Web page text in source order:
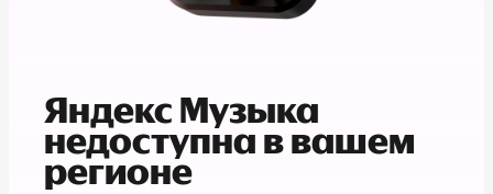
Яндекс Музыка
недоступна в вашем
регионе